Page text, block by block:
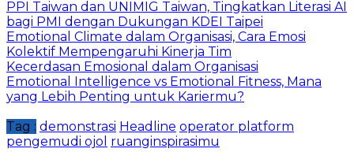
PPI Taiwan dan UNIMIG Taiwan, Tingkatkan Literasi AI
bagi PMI dengan Dukungan KDEI Taipei
Emotional Climate dalam Organisasi, Cara Emosi
Kolektif Mempengaruhi Kinerja Tim
Kecerdasan Emosional dalam Organisasi
Emotional Intelligence vs Emotional Fitness, Mana
yang Lebih Penting untuk Kariermu?
Tag : demonstrasi Headline operator platform
pengemudi ojol ruanginspirasimu